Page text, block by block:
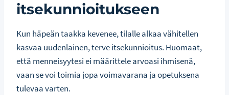
itsekunnioitukseen
Kun häpeän taakka kevenee, tilalle alkaa vähitellen
kasvaa uudenlainen, terve itsekunnioitus. Huomaat,
että menneisyytesi ei määrittele arvoasi ihmisenä,
vaan se voi toimia jopa voimavarana ja opetuksena
tulevaa varten.